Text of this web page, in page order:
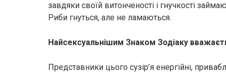
завдяки своїй витонченості і гнучкості
Риби гнуться, але не ламаються.
Найcекcуальнiшим Знаком Зодіаку
Представники цього сузір’я енергійні,